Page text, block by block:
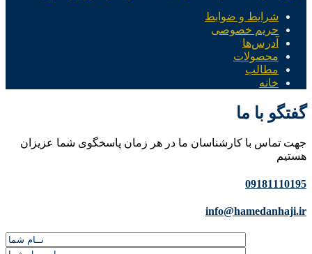
شرایط و ضوابط
حریم خصوصی
آدرس‌ها
محصولات
مطالب
خانه
گفتگو با ما
جهت تماس با کارشناسان ما در هر زمان پاسخگوی شما عزیزان
هستیم
09181110195
info@hamedanhaji.ir